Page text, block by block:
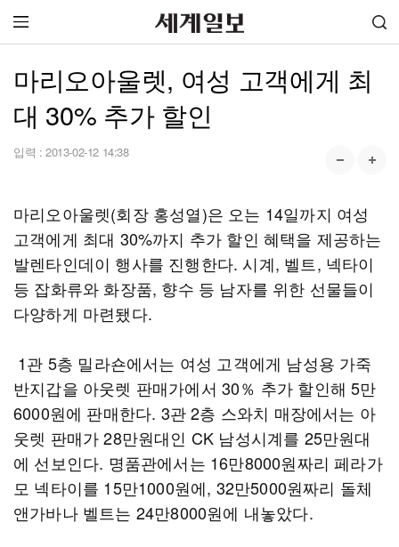
마리오아울렛, 여성 고객에게 최
대 30% 추가 할인
입력 : 2013-02-12 14:38
마리오아울렛(회장 홍성열)은 오는 14일까지 여성
고객에게 최대 30%까지 추가 할인 혜택을 제공하는
발렌타인데이 행사를 진행한다. 시계, 벨트, 넥타이
등 잡화류와 화장품, 향수 등 남자를 위한 선물들이
다양하게 마련됐다.
1관 5층 밀라숀에서는 여성 고객에게 남성용 가죽
반지갑을 아웃렛 판매가에서 30％ 추가 할인해 5만
6000원에 판매한다. 3관 2층 스와치 매장에서는 아
웃렛 판매가 28만원대인 CK 남성시계를 25만원대
에 선보인다. 명품관에서는 16만8000원짜리 페라가
모 넥타이를 15만1000원에, 32만5000원짜리 돌체
앤가바나 벨트는 24만8000원에 내놓았다.